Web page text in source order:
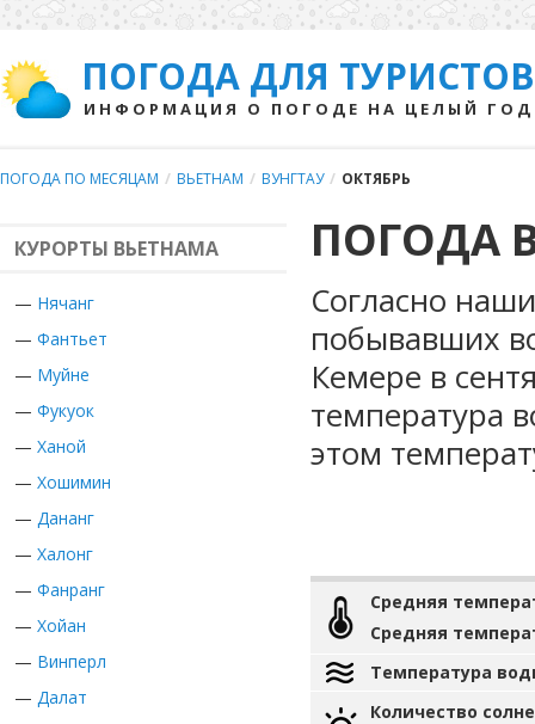
ПОГОДА ДЛЯ ТУРИСТОВ
ИНФОРМАЦИЯ О ПОГОДЕ НА ЦЕЛЫЙ ГОД
ПОГОДА ПО МЕСЯЦАМ / ВЬЕТНАМ / ВУНГТАУ / ОКТЯБРЬ
КУРОРТЫ ВЬЕТНАМА
— Нячанг
— Фантьет
— Муйне
— Фукуок
— Ханой
— Хошимин
— Дананг
— Халонг
— Фанранг
— Хойан
— Винперл
— Далат
ПОГОДА
Согласно
побывавших
Кемере в
температура
этом
Средняя
Средняя
Температура
Количество